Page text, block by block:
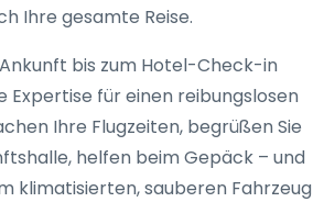
Ihre gesamte Reise.
bis zum Hotel-Check-in
Expertise für einen reibungslosen
Ihre Flugzeiten, begrüßen Sie
helfen beim Gepäck – und
klimatisierten, sauberen Fahrzeug